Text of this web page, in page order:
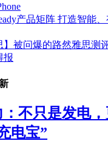
产品矩阵 打造智能
】被问爆的路然雅思测
报
：不只是发电
电宝”